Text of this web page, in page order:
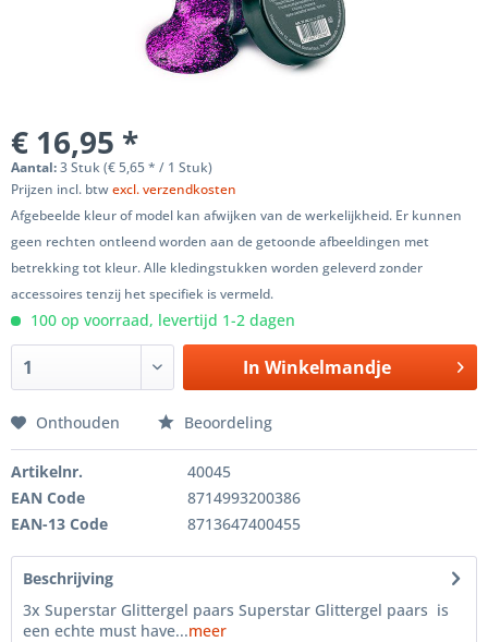
€ 16,95 *
Aantal:3 Stuk (€ 5,65 * / 1 Stuk)
Prijzen incl. btwexcl. verzendkosten
Afgebeelde kleur of model kan afwijken van de werkelijkheid. Er kunnen
geen rechten ontleend worden aan de getoonde afbeeldingen met
betrekking tot kleur. Alle kledingstukken worden geleverd zonder
accessoires tenzij het specifiek is vermeld.
100 op voorraad, levertijd 1-2 dagen
In Winkelmandje
Onthouden Beoordeling
Artikelnr.
40045
EAN Code
8714993200386
EAN-13 Code
8713647400455
Beschrijving
3x Superstar Glittergel paars Superstar Glittergel paars is
een echte must have...meer